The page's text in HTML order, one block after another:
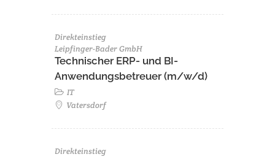
Direkteinstieg
Leipfinger-Bader GmbH
Technischer ERP- und BI-
Anwendungsbetreuer (m/w/d)
IT
Vatersdorf
Direkteinstieg